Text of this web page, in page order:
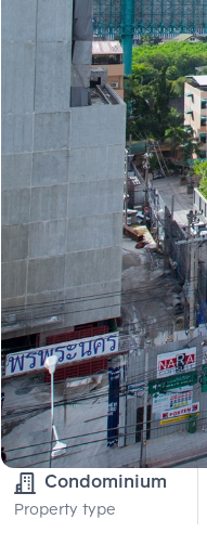
Condominium
Property type